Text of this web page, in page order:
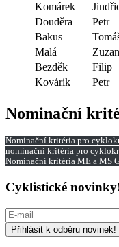
Komárek
Douděra
Petr
Bakus
Malá
Bezděk
Filip
Kovárik
Petr
Nominační
Nominační kritéria pro
nominační kritéria pro
Nominační kritéria ME a MS
Cyklistické